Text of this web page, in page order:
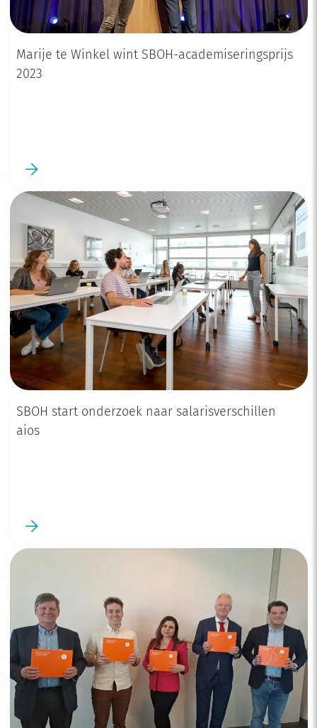
24 april
Marije te Winkel wint SBOH-academiseringsprijs
2023
17 april
SBOH start onderzoek naar salarisverschillen
aios